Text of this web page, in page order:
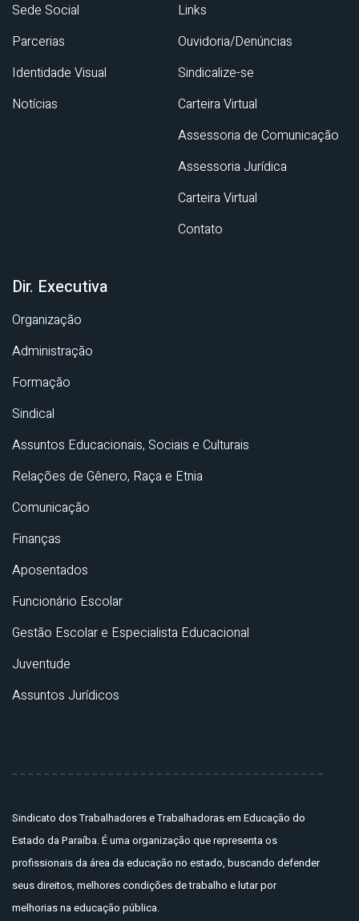
Sede Social
Parcerias
Identidade Visual
Notícias
Links
Ouvidoria/Denúncias
Sindicalize-se
Carteira Virtual
Assessoria de Comunicação
Assessoria Jurídica
Carteira Virtual
Contato
Dir. Executiva
Organização
Administração
Formação
Sindical
Assuntos Educacionais, Sociais e Culturais
Relações de Gênero, Raça e Etnia
Comunicação
Finanças
Aposentados
Funcionário Escolar
Gestão Escolar e Especialista Educacional
Juventude
Assuntos Jurídicos
Sindicato dos Trabalhadores e Trabalhadoras em Educação do
Estado da Paraíba. É uma organização que representa os
profissionais da área da educação no estado, buscando defender
seus direitos, melhores condições de trabalho e lutar por
melhorias na educação pública.